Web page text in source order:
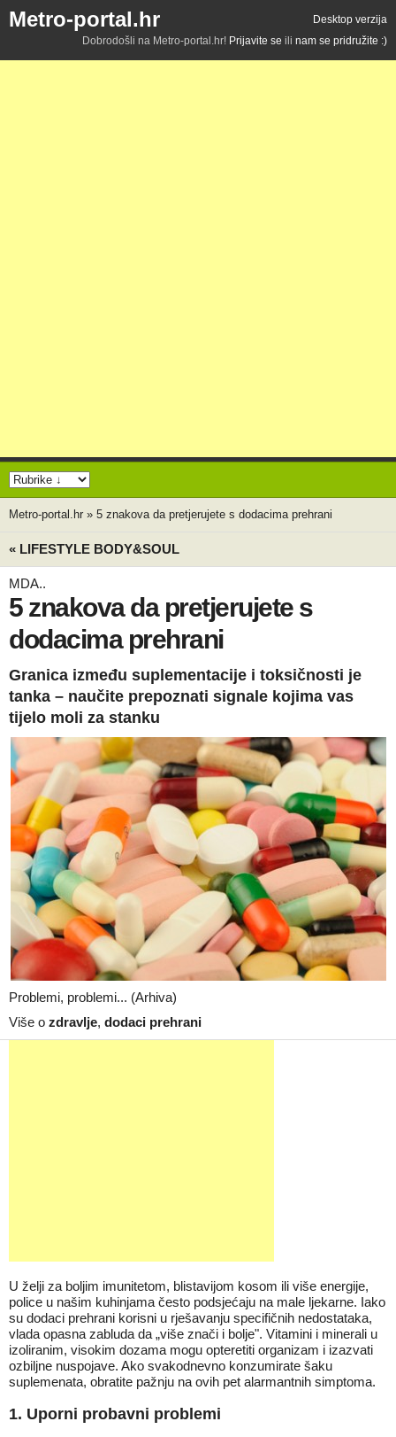
Metro-portal.hr
Desktop verzija
Dobrodošli na Metro-portal.hr! Prijavite se ili nam se pridružite :)
Metro-portal.hr » 5 znakova da pretjerujete s dodacima prehrani
« LIFESTYLE BODY&SOUL
MDA..
5 znakova da pretjerujete s
dodacima prehrani
Granica između suplementacije i toksičnosti je
tanka – naučite prepoznati signale kojima vas
tijelo moli za stanku
Problemi, problemi... (Arhiva)
Više o zdravlje, dodaci prehrani
U želji za boljim imunitetom, blistavijom kosom ili više energije,
police u našim kuhinjama često podsjećaju na male ljekarne. Iako
su dodaci prehrani korisni u rješavanju specifičnih nedostataka,
vlada opasna zabluda da „više znači i bolje". Vitamini i minerali u
izoliranim, visokim dozama mogu opteretiti organizam i izazvati
ozbiljne nuspojave. Ako svakodnevno konzumirate šaku
suplemenata, obratite pažnju na ovih pet alarmantnih simptoma.
1. Uporni probavni problemi